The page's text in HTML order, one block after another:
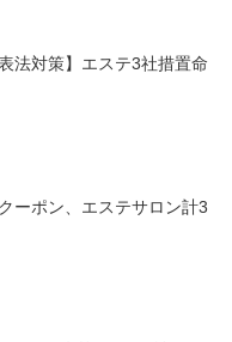
法対策】エステ3社措置命
ーポン、エステサロン計3